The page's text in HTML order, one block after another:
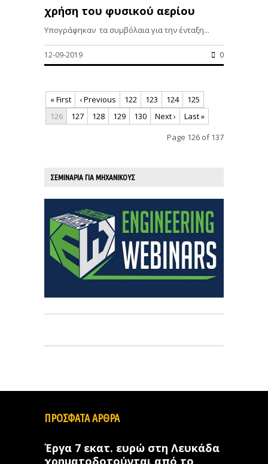
χρήση του φυσικού αερίου
Υπογράφηκαν τα συμβόλαια για την ένταξη...
12-09-2019 0
« First ‹ Previous 122 123 124
125
126
127 128 129 130 Next ›
Last »
Page 126 of 137
ΣΕΜΙΝΑΡΙΑ ΓΙΑ ΜΗΧΑΝΙΚΟΥΣ
ΠΡΟΣΦΑΤΑ ΑΡΘΡΑ
Έργα 7 εκατ. ευρώ στη Λευκάδα